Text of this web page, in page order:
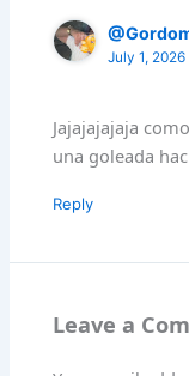
July 1,
Jajajajajaja
una goleada
Reply
Leave a